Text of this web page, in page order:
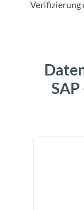
Verifizierung